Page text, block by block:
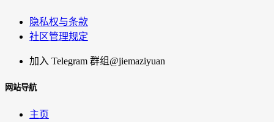
隐私权与条款
社区管理规定
加入 Telegram 群组 @jiemaziyuan
网站导航
主页